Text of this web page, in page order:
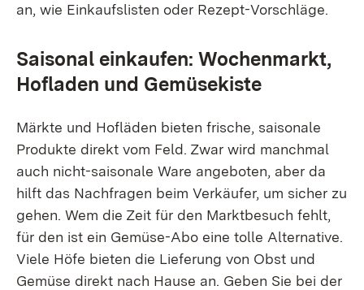
an, wie Einkaufslisten oder Rezept-Vorschläge.
Saisonal einkaufen: Wochenmarkt,
Hofladen und Gemüsekiste
Märkte und Hofläden bieten frische, saisonale
Produkte direkt vom Feld. Zwar wird manchmal
auch nicht-saisonale Ware angeboten, aber da
hilft das Nachfragen beim Verkäufer, um sicher zu
gehen. Wem die Zeit für den Marktbesuch fehlt,
für den ist ein Gemüse-Abo eine tolle Alternative.
Viele Höfe bieten die Lieferung von Obst und
Gemüse direkt nach Hause an. Geben Sie bei der